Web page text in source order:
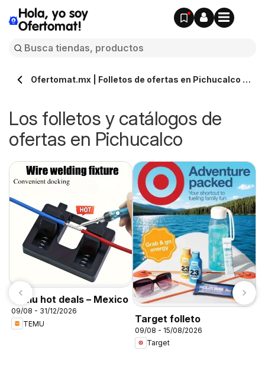
Hola, yo soy
Ofertomat!
Ofertomat.mx | Folletos de ofertas en Pichucalco »
Los folletos y catálogos de
ofertas en Pichucalco
Temu hot deals – Mexico
09/08 - 31/12/2026
TEMU
Target folleto
09/08 - 15/08/2026
Target